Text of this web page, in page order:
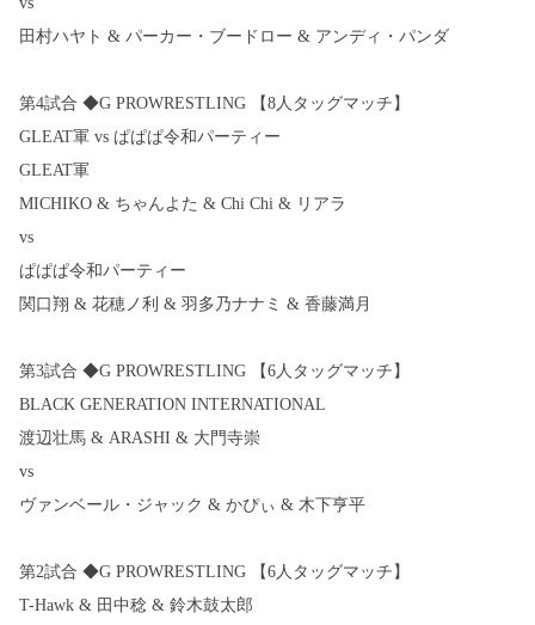
田村ハヤト & パーカー・ブードロー & アンディ・パンダ
第4試合 ◆G PROWRESTLING 【8人タッグマッチ】
GLEAT軍 vs ぱぱぱ令和パーティー
GLEAT軍
MICHIKO & ちゃんよた & Chi Chi & リアラ
vs
ぱぱぱ令和パーティー
関口翔 & 花穂ノ利 & 羽多乃ナナミ & 香藤満月
第3試合 ◆G PROWRESTLING 【6人タッグマッチ】
BLACK GENERATION INTERNATIONAL
渡辺壮馬 & ARASHI & 大門寺崇
vs
ヴァンベール・ジャック & かぴぃ & 木下亨平
第2試合 ◆G PROWRESTLING 【6人タッグマッチ】
T-Hawk & 田中稔 & 鈴木鼓太郎